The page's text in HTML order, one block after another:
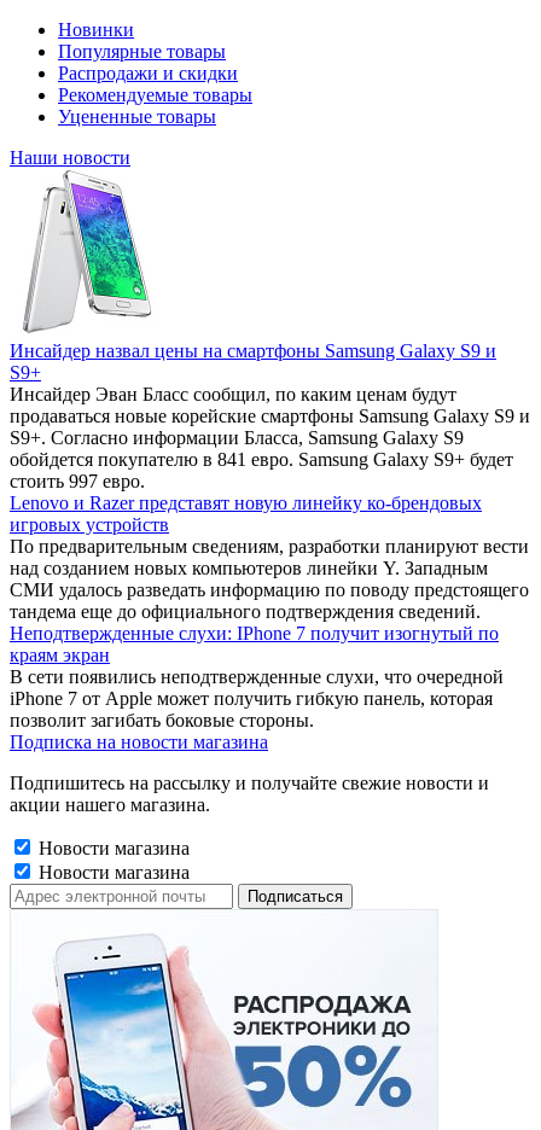
Новинки
Популярные товары
Распродажи и скидки
Рекомендуемые товары
Уцененные товары
Наши новости
Инсайдер назвал цены на смартфоны Samsung Galaxy S9 и
S9+
Инсайдер Эван Бласс сообщил, по каким ценам будут
продаваться новые корейские смартфоны Samsung Galaxy S9 и
S9+. Согласно информации Бласса, Samsung Galaxy S9
обойдется покупателю в 841 евро. Samsung Galaxy S9+ будет
стоить 997 евро.
Lenovo и Razer представят новую линейку ко-брендовых
игровых устройств
По предварительным сведениям, разработки планируют вести
над созданием новых компьютеров линейки Y. Западным
СМИ удалось разведать информацию по поводу предстоящего
тандема еще до официального подтверждения сведений.
Неподтвержденные слухи: IPhone 7 получит изогнутый по
краям экран
В сети появились неподтвержденные слухи, что очередной
iPhone 7 от Apple может получить гибкую панель, которая
позволит загибать боковые стороны.
Подписка на новости магазина
Подпишитесь на рассылку и получайте свежие новости и
акции нашего магазина.
Новости магазина
Новости магазина